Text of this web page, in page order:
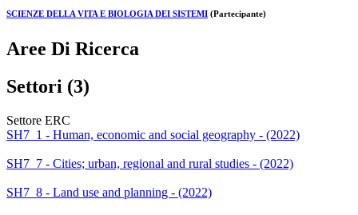
SCIENZE DELLA VITA E BIOLOGIA DEI SISTEMI (Partecipante)
Aree Di Ricerca
Settori (3)
Settore ERC
SH7_1 - Human, economic and social geography - (2022)
SH7_7 - Cities; urban, regional and rural studies - (2022)
SH7_8 - Land use and planning - (2022)